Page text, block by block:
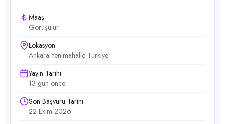
Maaş:
Görüşülür
Lokasyon:
Ankara Yenimahalle Türkiye
Yayın Tarihi:
13 gün önce
Son Başvuru Tarihi:
22 Ekim 2026